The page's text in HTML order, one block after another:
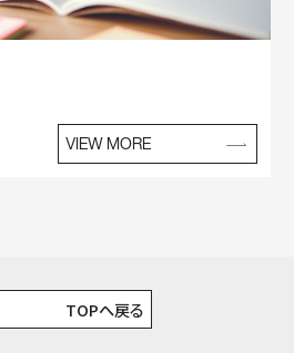
VIEW MORE
TOPへ戻る